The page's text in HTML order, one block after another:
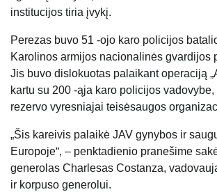
institucijos tiria įvykį.
Perezas buvo 51 -ojo karo policijos
Karolinos armijos nacionalinės gvardijos
Jis buvo dislokuotas palaikant operaciją
kartu su 200 -ąja karo policijos
rezervo vyresniajai teisėsaugos
„Šis kareivis palaikė JAV gynybos ir
Europoje“, – penktadienio pranešime
generolas Charlesas Costanza,
ir korpuso generolui.